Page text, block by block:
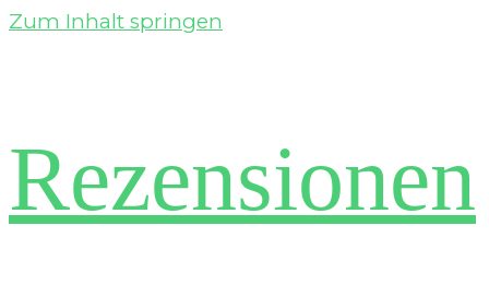
Zum Inhalt springen
Rezensionen